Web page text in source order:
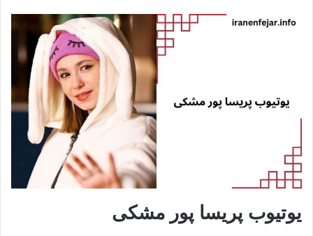
یوتیوب پریسا پور مشکی